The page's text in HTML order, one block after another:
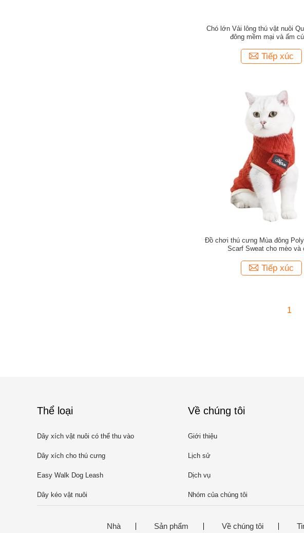
Chó lớn Vải lông thú vật nuôi
đông mềm mại và ấm
Tiếp xúc
Đồ chơi thú cưng Mùa đông
Scarf Sweat cho mèo và
Tiếp xúc
1
Thể loại
Dây xích vật nuôi có thể thu vào
Dây xích cho thú cưng
Easy Walk Dog Leash
Dây kéo vật nuôi
Về chúng tôi
Giới thiệu
Lịch sử
Dịch vụ
Nhóm của chúng tôi
Nhà Sản phẩm Về chúng tôi